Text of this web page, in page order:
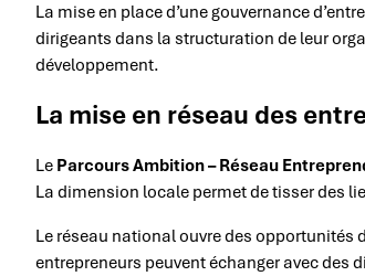
La mise en place d’une gouvernance
dirigeants dans la structuration de leur
développement.
La mise en réseau des
Le Parcours Ambition – Réseau
La dimension locale permet de tisser des
Le réseau national ouvre des
entrepreneurs peuvent échanger avec des